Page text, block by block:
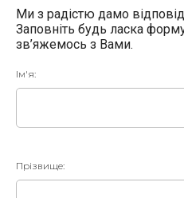
Ми з радістю дамо
Заповніть будь ласка
зв’яжемось з Вами.
Ім'я:
Прізвище: